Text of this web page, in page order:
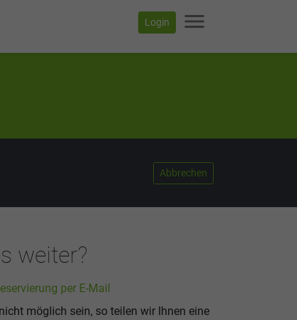
Login menu
Abbrechen
weiter?
per E-Mail
möglich sein, so teilen wir Ihnen eine